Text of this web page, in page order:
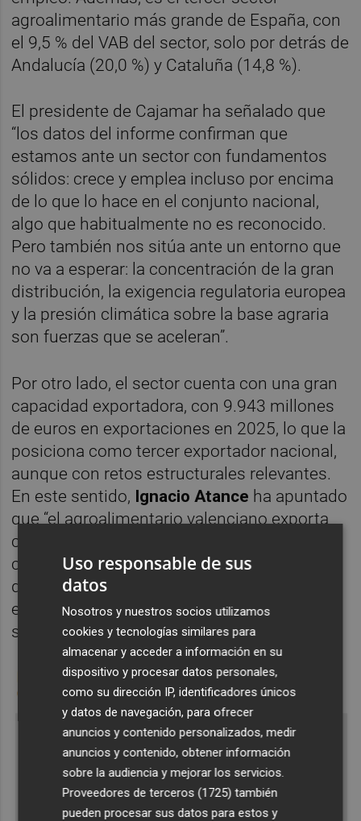
agroalimentario más grande de España, con
el 9,5 % del VAB del sector, solo por detrás de
Andalucía (20,0 %) y Cataluña (14,8 %).
El presidente de Cajamar ha señalado que
“los datos del informe confirman que
estamos ante un sector con fundamentos
sólidos: crece y emplea incluso por encima
de lo que lo hace en el conjunto nacional,
algo que habitualmente no es reconocido.
Pero también nos sitúa ante un entorno que
no va a esperar: la concentración de la gran
distribución, la exigencia regulatoria europea
y la presión climática sobre la base agraria
son fuerzas que se aceleran”.
Por otro lado, el sector cuenta con una gran
capacidad exportadora, con 9.943 millones
de euros en exportaciones en 2025, lo que la
posiciona como tercer exportador nacional,
aunque con retos estructurales relevantes.
En este sentido, Ignacio Atance ha apuntado
que “el agroalimentario valenciano exporta
casi el doble de lo que importa y está
creciendo al doble de ritmo nacional, algo
que no es sencillo cuando se parte ya de
elevadas cifras, confirmado una buena
situación coyuntural”.
Uso responsable de sus
datos
Nosotros y nuestros socios utilizamos
cookies y tecnologías similares para
almacenar y acceder a información en su
dispositivo y procesar datos personales,
como su dirección IP, identificadores únicos
y datos de navegación, para ofrecer
anuncios y contenido personalizados, medir
anuncios y contenido, obtener información
sobre la audiencia y mejorar los servicios.
Proveedores de terceros (1725) también
pueden procesar sus datos para estos y